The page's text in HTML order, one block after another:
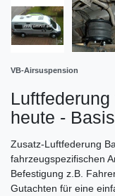
VB-Airsuspension
heute -
Zusatz-Luftfederung
fahrzeugspezifischen
Befestigung z.B.
Gutachten für eine